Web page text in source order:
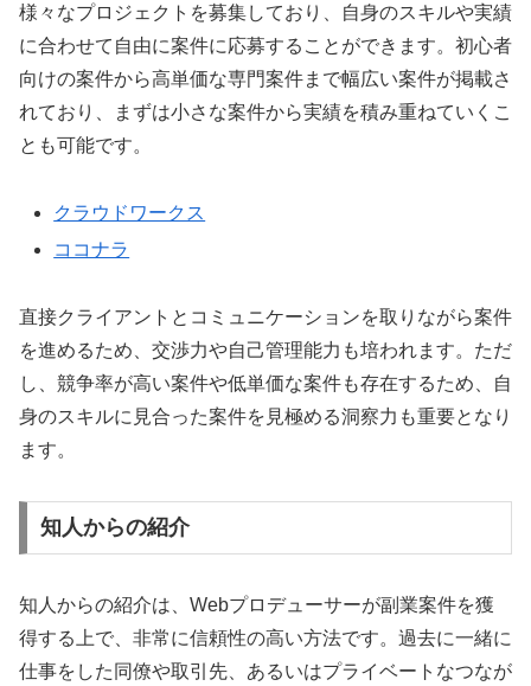
様々なプロジェクトを募集しており、自身のスキルや実績
に合わせて自由に案件に応募することができます。初心者
向けの案件から高単価な専門案件まで幅広い案件が掲載さ
れており、まずは小さな案件から実績を積み重ねていくこ
とも可能です。
クラウドワークス
ココナラ
直接クライアントとコミュニケーションを取りながら案件
を進めるため、交渉力や自己管理能力も培われます。ただ
し、競争率が高い案件や低単価な案件も存在するため、自
身のスキルに見合った案件を見極める洞察力も重要となり
ます。
知人からの紹介
知人からの紹介は、Webプロデューサーが副業案件を獲
得する上で、非常に信頼性の高い方法です。過去に一緒に
仕事をした同僚や取引先、あるいはプライベートなつなが